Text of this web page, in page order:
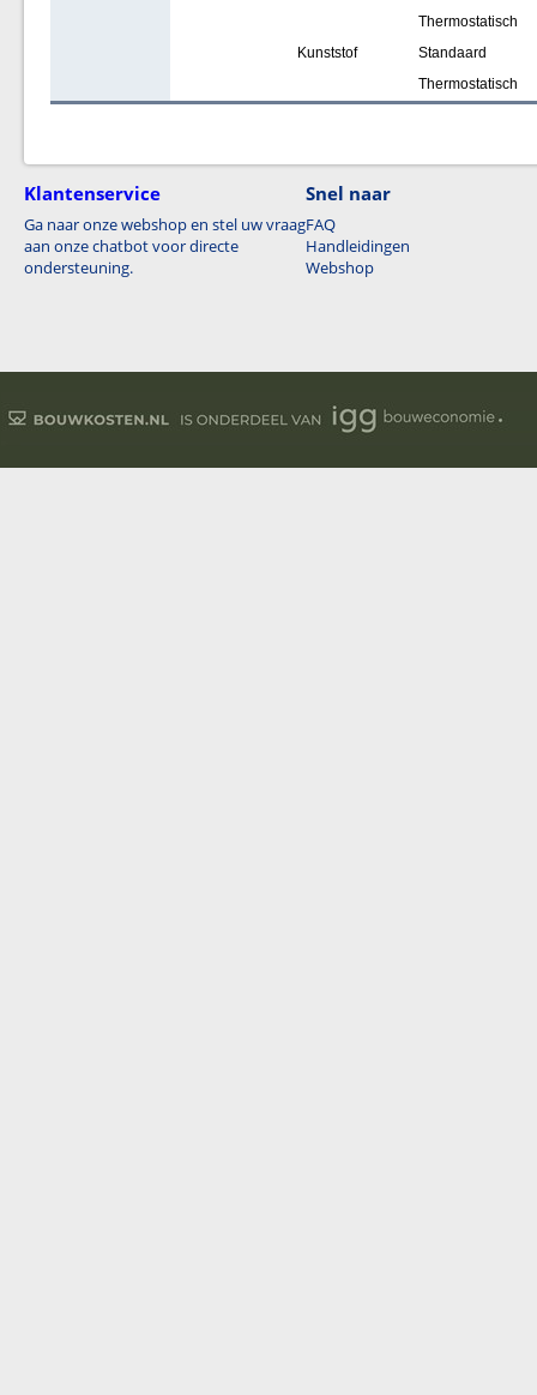
Thermostatisch
Kunststof
Standaard
Thermostatisch
Klantenservice
Ga naar onze webshop en stel uw vraag
aan onze chatbot voor directe
ondersteuning.
Snel naar
FAQ
Handleidingen
Webshop